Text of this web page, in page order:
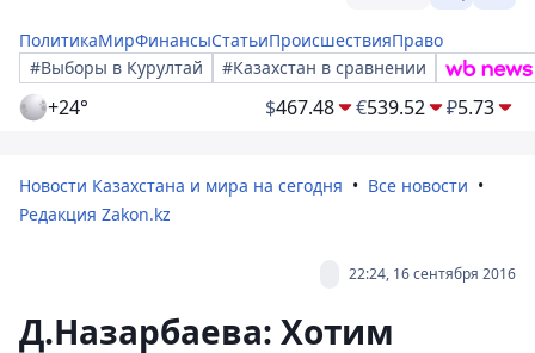
ПолитикаМирФинансыСтатьиПроисшествияПраво
#Выборы в Курултай
#Казахстан в сравнении
+24° $467.48 €539.52 ₽5.73
Новости Казахстана и мира на сегодня
Все новости
Редакция Zakon.kz
22:24, 16 сентября 2016
Д.Назарбаева: Хотим